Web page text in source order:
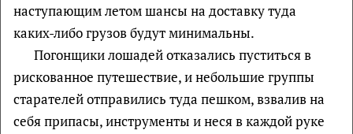
наступающим летом шансы на доставку туда
каких-либо грузов будут минимальны.
Погонщики лошадей отказались пуститься в
рискованное путешествие, и небольшие группы
старателей отправились туда пешком, взвалив на
себя припасы, инструменты и неся в каждой руке